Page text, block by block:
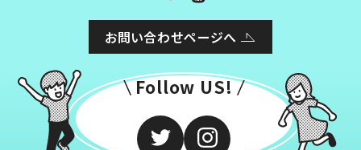
お問い合わせページへ
Follow US!